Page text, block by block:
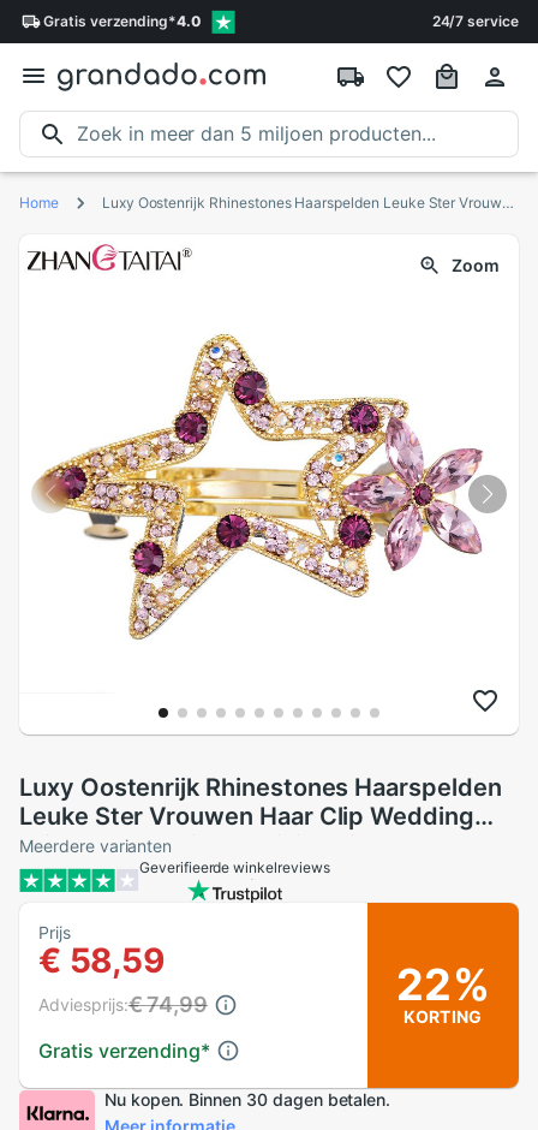
Gratis verzending*4.0 24/7 service
Home Luxy Oostenrijk Rhinestones Haarspelden Leuke Ster Vrouwen Haar Clip Wedding Bridal Accessoires Meisjes Sieraden Met Box
Zoom
Luxy Oostenrijk Rhinestones Haarspelden
Leuke Ster Vrouwen Haar Clip Wedding
Bridal Accessoires Meisjes Sieraden Met
Box
Meerdere varianten
Geverifieerde winkelreviews
Prijs
€ 58,59
Gratis verzending*
Adviesprijs:€ 74,99 22%
KORTING
Nu kopen. Binnen 30 dagen betalen.
Meer informatie